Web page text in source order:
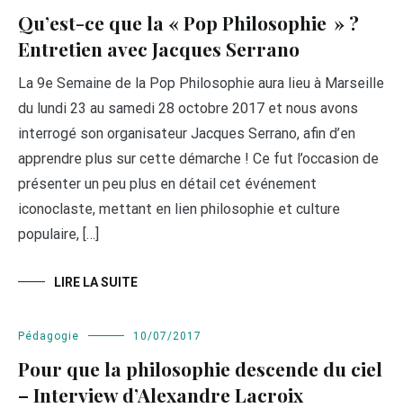
Qu’est-ce que la « Pop Philosophie » ?
Entretien avec Jacques Serrano
La 9e Semaine de la Pop Philosophie aura lieu à Marseille
du lundi 23 au samedi 28 octobre 2017 et nous avons
interrogé son organisateur Jacques Serrano, afin d’en
apprendre plus sur cette démarche ! Ce fut l’occasion de
présenter un peu plus en détail cet événement
iconoclaste, mettant en lien philosophie et culture
populaire, […]
LIRE LA SUITE
Pédagogie 10/07/2017
Pour que la philosophie descende du ciel
– Interview d’Alexandre Lacroix